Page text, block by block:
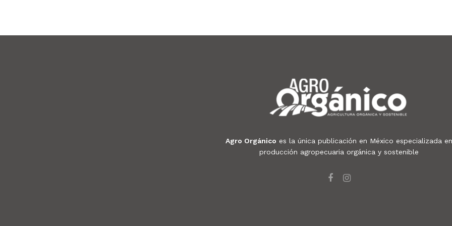
Agro Orgánico es la única publicación en México especializada en
producción agropecuaria orgánica y sostenible